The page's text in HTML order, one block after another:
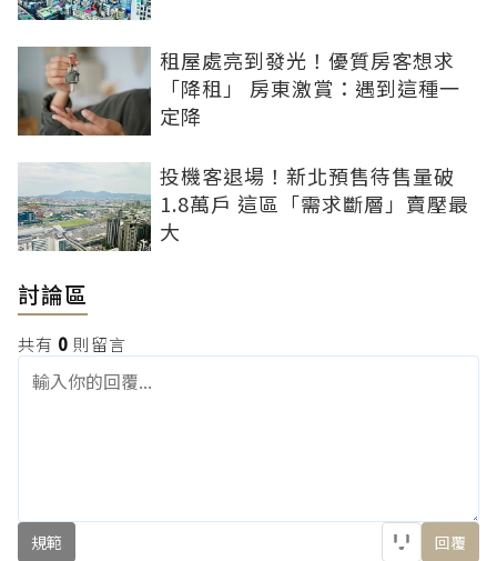
租屋處亮到發光！優質房客想求
「降租」 房東激賞：遇到這種一
定降
投機客退場！新北預售待售量破
1.8萬戶 這區「需求斷層」賣壓最
大
討論區
共有 0 則留言
規範 回覆